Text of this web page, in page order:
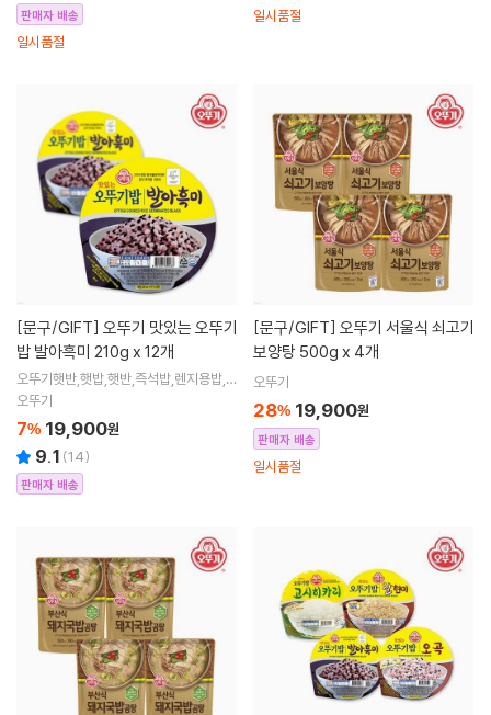
판매자 배송
일시품절
일시품절
[문구/GIFT]
밥 발아흑미 210g x 12개
오뚜기햇반,햇밥,햇반,즉석밥,렌지용밥,H
MR,간편식,자취품,자취생
오뚜기
7% 19,900원
9.1 (14)
판매자 배송
[문구/GIFT]
보양탕 500g x 4개
오뚜기
28% 19,900원
판매자 배송
일시품절